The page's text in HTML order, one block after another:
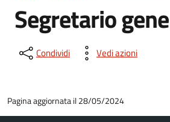
Segretario
Condividi Vedi azioni
Pagina aggiornata il 28/05/2024